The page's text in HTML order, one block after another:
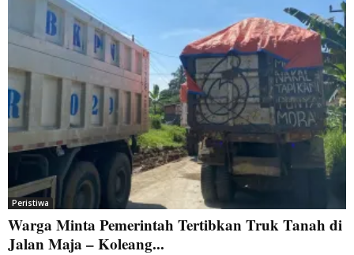
Peristiwa
Warga Minta Pemerintah Tertibkan Truk Tanah di
Jalan Maja – Koleang...